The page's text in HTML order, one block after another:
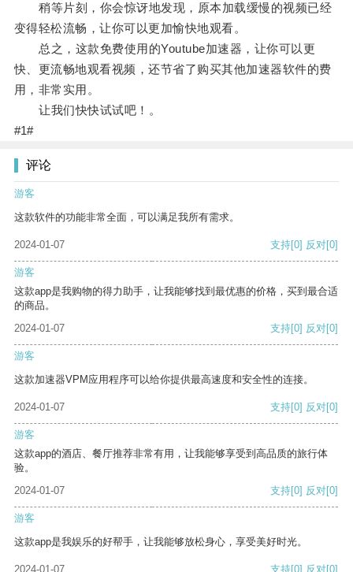
稍等片刻，你会惊讶地发现，原本加载缓慢的视频已经
变得轻松流畅，让你可以更加愉快地观看。
总之，这款免费使用的Youtube加速器，让你可以更
快、更流畅地观看视频，还节省了购买其他加速器软件的费
用，非常实用。
让我们快快试试吧！。
#1#
评论
游客
这款软件的功能非常全面，可以满足我所有需求。
2024-01-07 支持[0] 反对[0]
游客
这款app是我购物的得力助手，让我能够找到最优惠的价格，买到最合适
的商品。
2024-01-07
支持[0] 反对[0]
游客
这款加速器VPM应用程序可以给你提供最高速度和安全性的连接。
2024-01-07 支持[0] 反对[0]
游客
这款app的酒店、餐厅推荐非常有用，让我能够享受到高品质的旅行体
验。
2024-01-07
支持[0] 反对[0]
游客
这款app是我娱乐的好帮手，让我能够放松身心，享受美好时光。
2024-01-07 支持[0] 反对[0]